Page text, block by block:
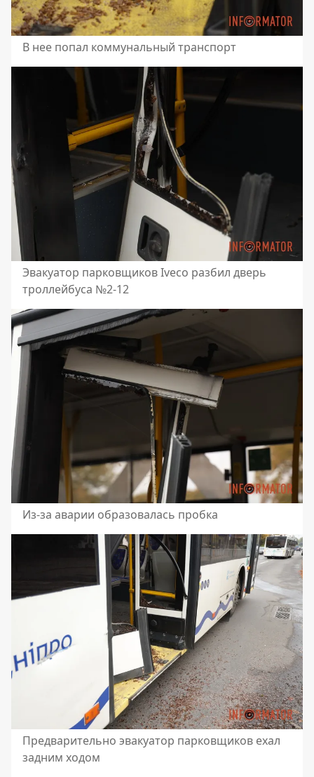
В нее попал коммунальный транспорт
Эвакуатор парковщиков Iveco разбил дверь
троллейбуса №2-12
Из-за аварии образовалась пробка
Предварительно эвакуатор парковщиков ехал
задним ходом